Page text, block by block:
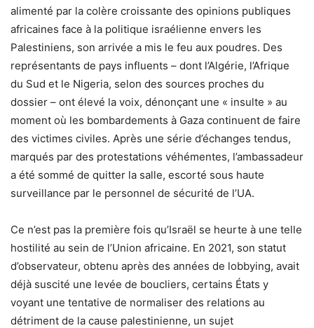
alimenté par la colère croissante des opinions publiques
africaines face à la politique israélienne envers les
Palestiniens, son arrivée a mis le feu aux poudres. Des
représentants de pays influents – dont l’Algérie, l’Afrique
du Sud et le Nigeria, selon des sources proches du
dossier – ont élevé la voix, dénonçant une « insulte » au
moment où les bombardements à Gaza continuent de faire
des victimes civiles. Après une série d’échanges tendus,
marqués par des protestations véhémentes, l’ambassadeur
a été sommé de quitter la salle, escorté sous haute
surveillance par le personnel de sécurité de l’UA.
Ce n’est pas la première fois qu’Israël se heurte à une telle
hostilité au sein de l’Union africaine. En 2021, son statut
d’observateur, obtenu après des années de lobbying, avait
déjà suscité une levée de boucliers, certains États y
voyant une tentative de normaliser des relations au
détriment de la cause palestinienne, un sujet